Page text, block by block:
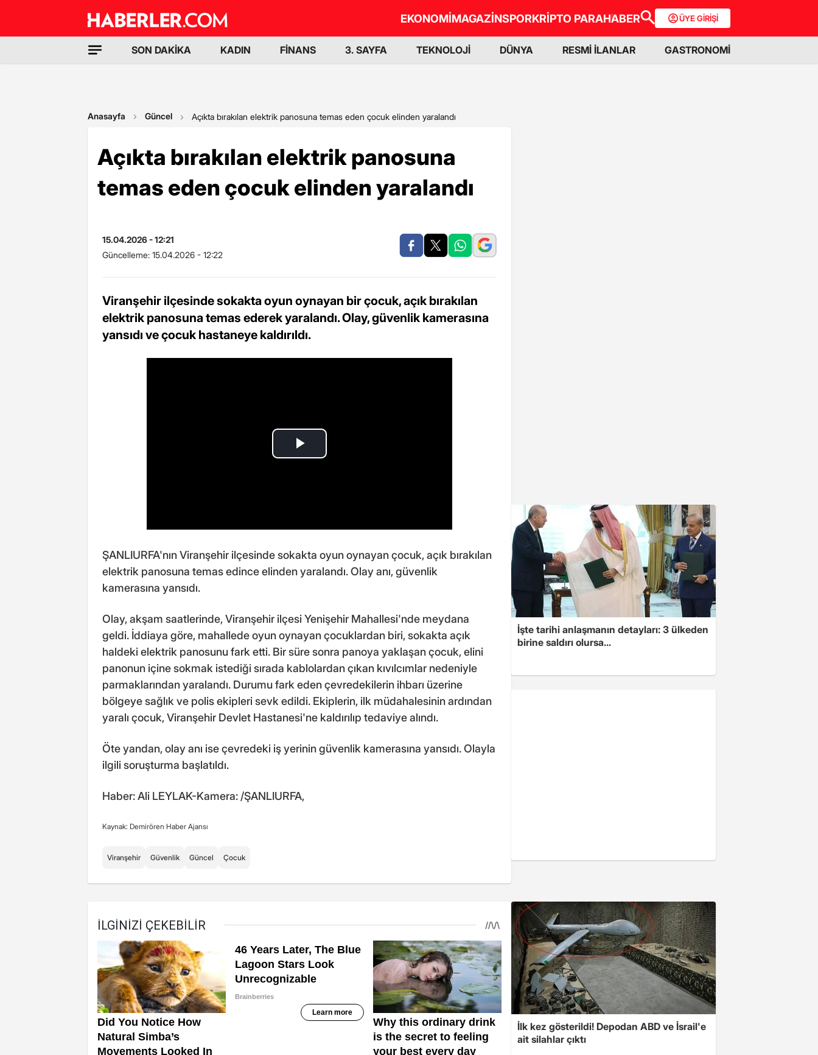
EKONOMİMAGAZİNSPORKRİPTO PARAHABER ÜYE GİRİŞİ
SON DAKİKA KADIN FİNANS 3. SAYFA TEKNOLOJİ DÜNYA RESMİ İLANLAR GASTRONOMİ
Anasayfa Güncel Açıkta bırakılan elektrik panosuna temas eden çocuk elinden yaralandı
Açıkta bırakılan elektrik panosuna
temas eden çocuk elinden yaralandı
15.04.2026 - 12:21
Güncelleme: 15.04.2026 - 12:22
Viranşehir ilçesinde sokakta oyun oynayan bir çocuk, açık bırakılan
elektrik panosuna temas ederek yaralandı. Olay, güvenlik kamerasına
yansıdı ve çocuk hastaneye kaldırıldı.
ŞANLIURFA'nın Viranşehir ilçesinde sokakta oyun oynayan çocuk, açık bırakılan
elektrik panosuna temas edince elinden yaralandı. Olay anı, güvenlik
kamerasına yansıdı.
Olay, akşam saatlerinde, Viranşehir ilçesi Yenişehir Mahallesi'nde meydana
geldi. İddiaya göre, mahallede oyun oynayan çocuklardan biri, sokakta açık
haldeki elektrik panosunu fark etti. Bir süre sonra panoya yaklaşan çocuk, elini
panonun içine sokmak istediği sırada kablolardan çıkan kıvılcımlar nedeniyle
parmaklarından yaralandı. Durumu fark eden çevredekilerin ihbarı üzerine
bölgeye sağlık ve polis ekipleri sevk edildi. Ekiplerin, ilk müdahalesinin ardından
yaralı çocuk, Viranşehir Devlet Hastanesi'ne kaldırılıp tedaviye alındı.
Öte yandan, olay anı ise çevredeki iş yerinin güvenlik kamerasına yansıdı. Olayla
ilgili soruşturma başlatıldı.
Haber: Ali LEYLAK-Kamera: /ŞANLIURFA,
Kaynak: Demirören Haber Ajansı
Viranşehir Güvenlik Güncel Çocuk
İşte tarihi anlaşmanın detayları: 3 ülkeden
birine saldırı olursa...
İlk kez gösterildi! Depodan ABD ve İsrail'e
ait silahlar çıktı